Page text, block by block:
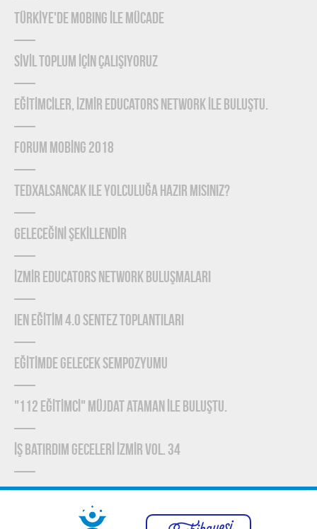
TÜRKİYE'DE MOBING İLE MÜCADE
SİVİL TOPLUM İÇİN ÇALIŞIYORUZ
EĞİTİMCİLER, İZMİR EDUCATORS NETWORK İLE BULUŞTU.
FORUM MOBİNG 2018
TEDxAlsancak ile Yolculuğa Hazır mısınız?
GELECEĞİNİ ŞEKİLLENDİR
İZMİR EDUCATORS NETWORK BULUŞMALARI
IEN EĞİTİM 4.0 SENTEZ TOPLANTILARI
EĞİTİMDE GELECEK SEMPOZYUMU
"112 EĞİTİMCİ" MÜJDAT ATAMAN İLE BULUŞTU.
İŞ BATIRDIM GECELERİ İZMİR VOL. 34